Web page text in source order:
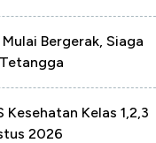
Bergerak, Siaga
Kesehatan Kelas 1,2,3
2026